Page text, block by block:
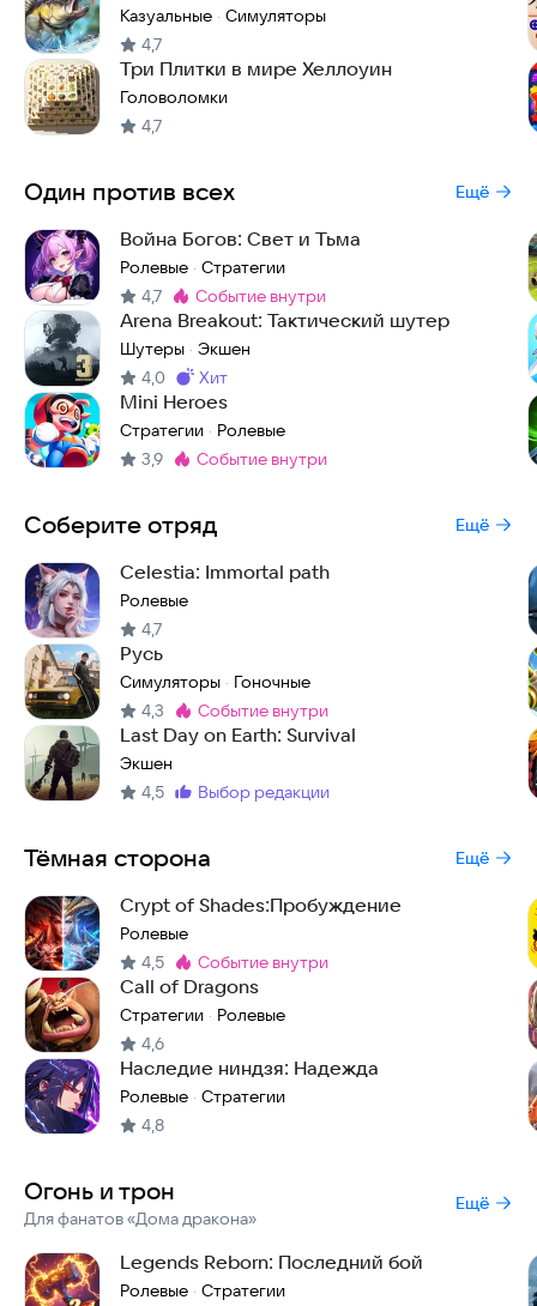
Казуальные · Симуляторы
4,7
Три Плитки в мире Хеллоуин
Головоломки
4,7
Один против всех Ещё
Война Богов: Свет и Тьма
Ролевые · Стратегии
4,7 Метка:
событие внутри
Arena Breakout: Тактический шутер
Шутеры · Экшен
4,0 Метка
хит
Mini Heroes
Стратегии · Ролевые
3,9 Метка:
событие внутри
Соберите отряд Ещё
Celestia: Immortal path
Ролевые
4,7
Русь
Симуляторы · Гоночные
4,3
Метка:
событие внутри
Last Day on Earth: Survival
Экшен
4,5 Метка:
выбор редакции
Тёмная сторона Ещё
Crypt of Shades:Пробуждение
Ролевые
4,5 Метка:
событие внутри
Call of Dragons
Стратегии · Ролевые
4,6
Наследие ниндзя: Надежда
Ролевые · Стратегии
4,8
Огонь и трон
Для фанатов «Дома дракона»
Ещё
Legends Reborn: Последний бой
Ролевые · Стратегии